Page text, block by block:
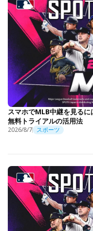
スマホでMLB中継を見る
無料トライアルの活用法
2026/8/7 スポーツ